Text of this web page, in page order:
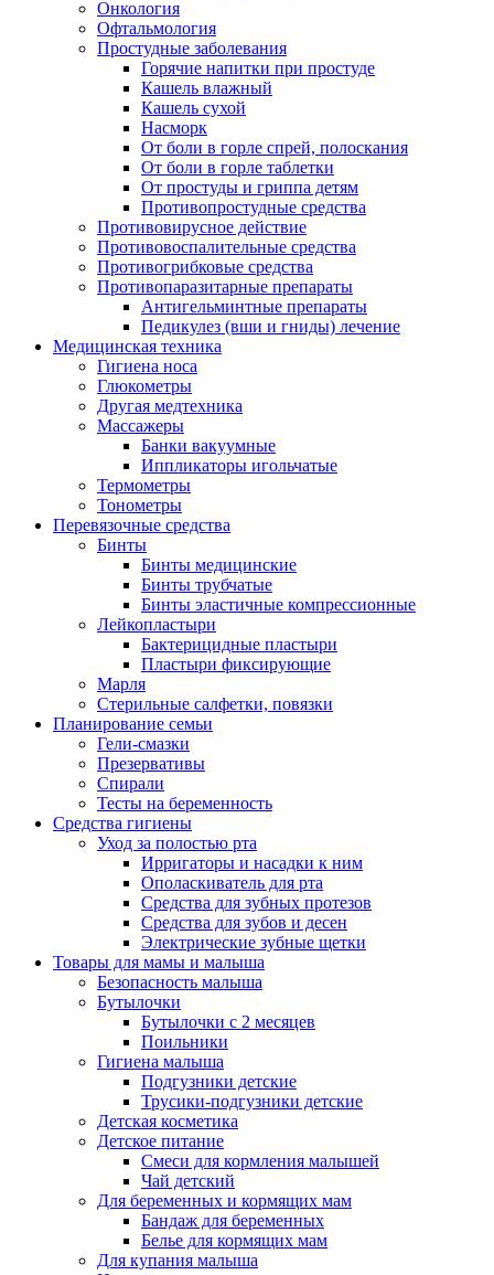
Онкология
Офтальмология
Простудные заболевания
Горячие напитки при простуде
Кашель влажный
Кашель сухой
Насморк
От боли в горле спрей, полоскания
От боли в горле таблетки
От простуды и гриппа детям
Противопростудные средства
Противовирусное действие
Противовоспалительные средства
Противогрибковые средства
Противопаразитарные препараты
Антигельминтные препараты
Педикулез (вши и гниды) лечение
Медицинская техника
Гигиена носа
Глюкометры
Другая медтехника
Массажеры
Банки вакуумные
Иппликаторы игольчатые
Термометры
Тонометры
Перевязочные средства
Бинты
Бинты медицинские
Бинты трубчатые
Бинты эластичные компрессионные
Лейкопластыри
Бактерицидные пластыри
Пластыри фиксирующие
Марля
Стерильные салфетки, повязки
Планирование семьи
Гели-смазки
Презервативы
Спирали
Тесты на беременность
Средства гигиены
Уход за полостью рта
Ирригаторы и насадки к ним
Ополаскиватель для рта
Средства для зубных протезов
Средства для зубов и десен
Электрические зубные щетки
Товары для мамы и малыша
Безопасность малыша
Бутылочки
Бутылочки с 2 месяцев
Поильники
Гигиена малыша
Подгузники детские
Трусики-подгузники детские
Детская косметика
Детское питание
Смеси для кормления малышей
Чай детский
Для беременных и кормящих мам
Бандаж для беременных
Белье для кормящих мам
Для купания малыша